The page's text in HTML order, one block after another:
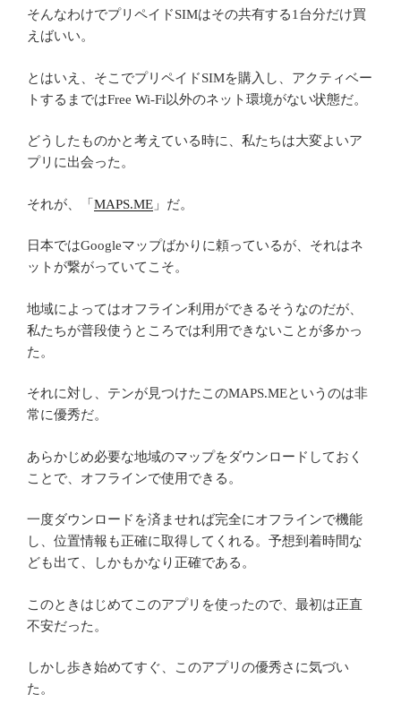
そんなわけでプリペイドSIMはその共有する1台分だけ買
えばいい。
とはいえ、そこでプリペイドSIMを購入し、アクティベー
トするまではFree Wi-Fi以外のネット環境がない状態だ。
どうしたものかと考えている時に、私たちは大変よいア
プリに出会った。
それが、「 MAPS.ME 」だ。
日本ではGoogleマップばかりに頼っているが、それはネ
ットが繋がっていてこそ。
地域によってはオフライン利用ができるそうなのだが、
私たちが普段使うところでは利用できないことが多かっ
た。
それに対し、テンが見つけたこのMAPS.MEというのは非
常に優秀だ。
あらかじめ必要な地域のマップをダウンロードしておく
ことで、オフラインで使用できる。
一度ダウンロードを済ませれば完全にオフラインで機能
し、位置情報も正確に取得してくれる。予想到着時間な
ども出て、しかもかなり正確である。
このときはじめてこのアプリを使ったので、最初は正直
不安だった。
しかし歩き始めてすぐ、このアプリの優秀さに気づい
た。